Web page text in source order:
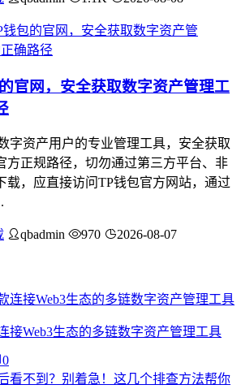
官网，安全获取数字资产管理工
字资产用户的专业管理工具，安全获取
方正规路径，切勿通过第三方平台、非
载，应直接访问TP钱包官方网站，通过
qbadmin 970 2026-08-07
接Web3生态的多链数字资产管理工具
0